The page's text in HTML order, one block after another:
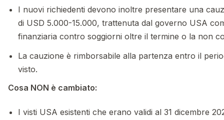
I nuovi richiedenti devono inoltre presentare una
di USD 5.000-15.000, trattenuta dal governo USA
finanziaria contro soggiorni oltre il termine o la non
La cauzione è rimborsabile alla partenza entro il
visto.
Cosa NON è cambiato:
I visti USA esistenti che erano validi al 31 dicembre